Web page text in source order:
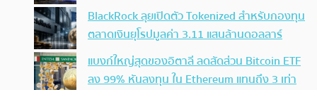
BlackRock ลุยเปิดตัว Tokenized สำหรับกองทุน
ตลาดเงินยุโรปมูลค่า 3.11 แสนล้านดอลลาร์
แบงก์ใหญ่สุดของอิตาลี ลดสัดส่วน Bitcoin ETF
ลง 99% หันลงทุน ใน Ethereum แทนถึง 3 เท่า